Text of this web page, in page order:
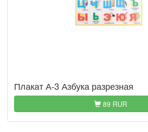
Плакат А-3 Азбука разрезная
89 RUR